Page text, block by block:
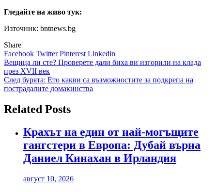
Гледайте на живо тук:
Източник: bntnews.bg
Share
Facebook TwitterPinterest Linkedin
Навигация
Вещица ли сте? Проверете дали биха ви изгорили на клада
през XVII век
След бурята: Ето какви са възможностите за подкрепа на
пострадалите домакинства
Related Posts
Крахът на един от най-могъщите
гангстери в Европа: Дубай върна
Даниел Кинахан в Ирландия
август 10, 2026